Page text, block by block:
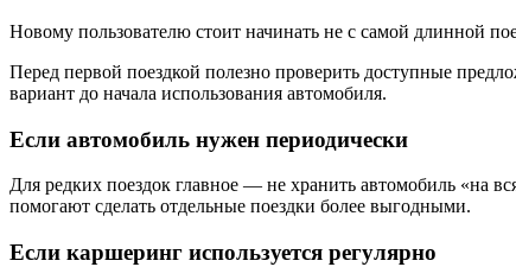
Новому пользователю стоит начинать не с самой длинной
Перед первой поездкой полезно проверить доступные
вариант до начала использования автомобиля.
Если автомобиль нужен периодически
Для редких поездок главное — не хранить автомобиль «на
помогают сделать отдельные поездки более выгодными.
Если каршеринг используется регулярно